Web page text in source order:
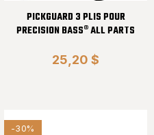
PICKGUARD 3 PLIS POUR
PRECISION BASS® ALL PARTS
25,20 $
-30%